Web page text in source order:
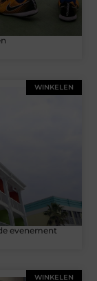
WINKELEN
evenement
WINKELEN